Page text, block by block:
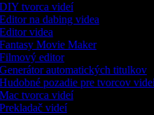
tvorca videí
na dabing videa
videa
Movie Maker
editor
automatických titulkov
pozadie pre tvorcov videí
tvorca videí
videí